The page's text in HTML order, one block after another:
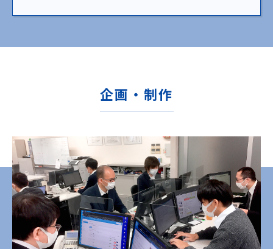
企画・制作